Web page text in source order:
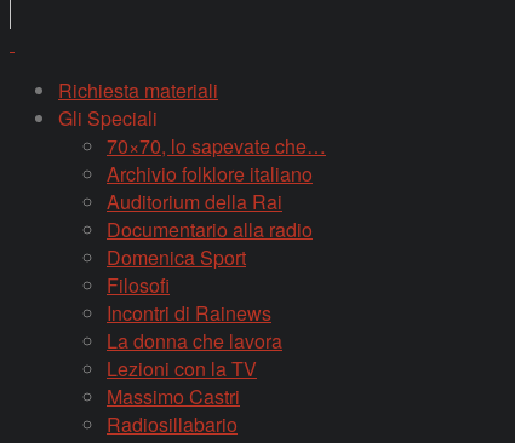
Richiesta materiali
Gli Speciali
70×70, lo sapevate che…
Archivio folklore italiano
Auditorium della Rai
Documentario alla radio
Domenica Sport
Filosofi
Incontri di Rainews
La donna che lavora
Lezioni con la TV
Massimo Castri
Radiosillabario